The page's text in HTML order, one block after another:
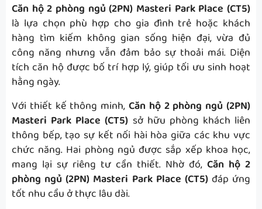
Căn hộ 2 phòng ngủ (2PN) Masteri Park Place (CT5)
là lựa chọn phù hợp cho gia đình trẻ hoặc khách
hàng tìm kiếm không gian sống hiện đại, vừa đủ
công năng nhưng vẫn đảm bảo sự thoải mái. Diện
tích căn hộ được bố trí hợp lý, giúp tối ưu sinh hoạt
hằng ngày.
Với thiết kế thông minh, Căn hộ 2 phòng ngủ (2PN)
Masteri Park Place (CT5) sở hữu phòng khách liên
thông bếp, tạo sự kết nối hài hòa giữa các khu vực
chức năng. Hai phòng ngủ được sắp xếp khoa học,
mang lại sự riêng tư cần thiết. Nhờ đó, Căn hộ 2
phòng ngủ (2PN) Masteri Park Place (CT5)đáp ứng
tốt nhu cầu ở thực lâu dài.